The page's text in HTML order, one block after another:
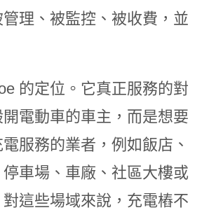
理、被監控、被收費，並
的定位。它真正服務的對
電動車的車主，而是想要
服務的業者，例如飯店、
車場、車廠、社區大樓或
這些場域來說，充電樁不